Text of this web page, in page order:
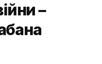
–